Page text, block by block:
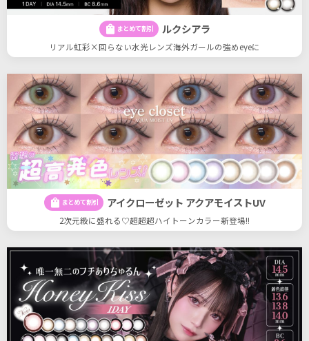
27 27 件
shopping_bag まとめて割引 ルクシアラ
リアル虹彩×回らない水光レンズ海外ガールの強めeyeに
shopping_bag まとめて割引 アイクローゼット アクアモイストUV
2次元級に盛れる♡超超超ハイトーンカラー新登場!!